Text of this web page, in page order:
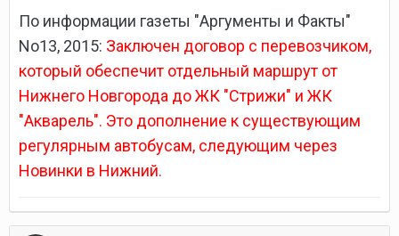
По информации газеты "Аргументы и Факты"
No13, 2015: Заключен договор с перевозчиком,
который обеспечит отдельный маршрут от
Нижнего Новгорода до ЖК "Стрижи" и ЖК
"Акварель". Это дополнение к существующим
регулярным автобусам, следующим через
Новинки в Нижний.